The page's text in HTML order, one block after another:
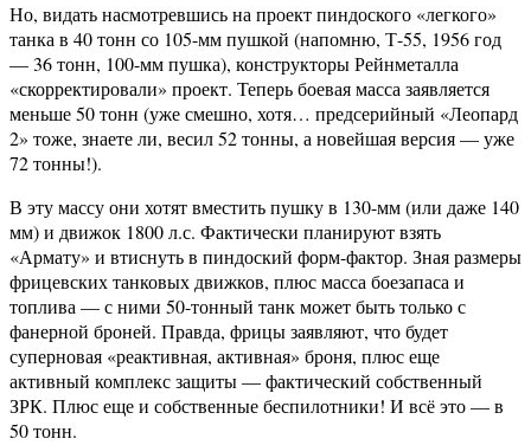
Но, видать насмотревшись на проект пиндоского «легкого»
танка в 40 тонн со 105-мм пушкой (напомню, Т-55, 1956 год
— 36 тонн, 100-мм пушка), конструкторы Рейнметалла
«скорректировали» проект. Теперь боевая масса заявляется
меньше 50 тонн (уже смешно, хотя… предсерийный «Леопард
2» тоже, знаете ли, весил 52 тонны, а новейшая версия — уже
72 тонны!).
В эту массу они хотят вместить пушку в 130-мм (или даже 140
мм) и движок 1800 л.с. Фактически планируют взять
«Армату» и втиснуть в пиндоский форм-фактор. Зная размеры
фрицевских танковых движков, плюс масса боезапаса и
топлива — с ними 50-тонный танк может быть только с
фанерной броней. Правда, фрицы заявляют, что будет
суперновая «реактивная, активная» броня, плюс еще
активный комплекс защиты — фактический собственный
ЗРК. Плюс еще и собственные беспилотники! И всё это — в
50 тонн.